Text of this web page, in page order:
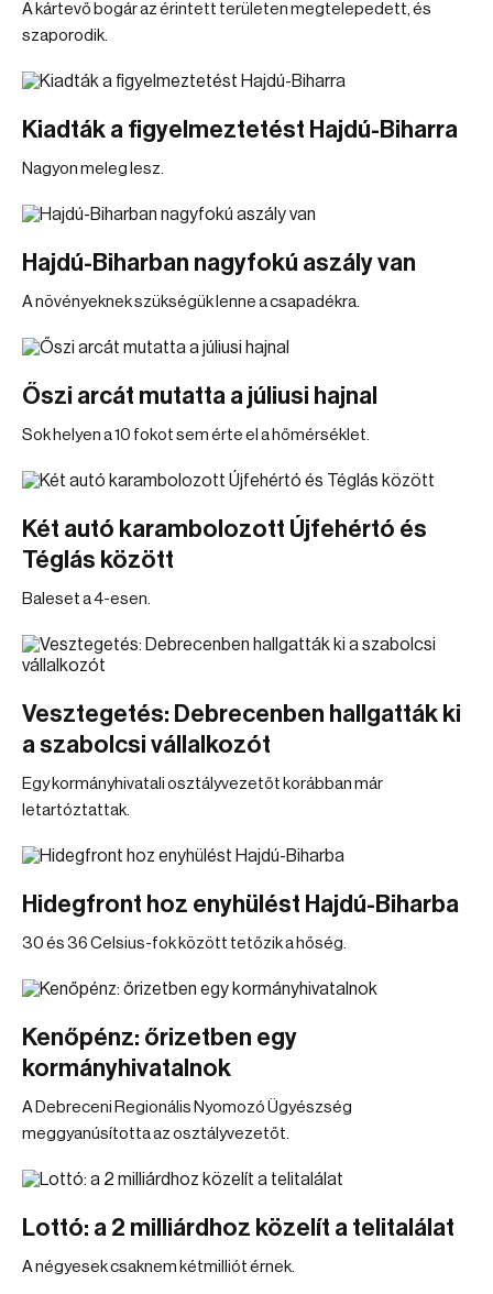
A kártevő bogár az érintett területen megtelepedett, és
szaporodik.
Kiadták a figyelmeztetést Hajdú-Biharra
Nagyon meleg lesz.
Hajdú-Biharban nagyfokú aszály van
A növényeknek szükségük lenne a csapadékra.
Őszi arcát mutatta a júliusi hajnal
Sok helyen a 10 fokot sem érte el a hőmérséklet.
Két autó karambolozott Újfehértó és
Téglás között
Baleset a 4-esen.
Vesztegetés: Debrecenben hallgatták ki
a szabolcsi vállalkozót
Egy kormányhivatali osztályvezetőt korábban már
letartóztattak.
Hidegfront hoz enyhülést Hajdú-Biharba
30 és 36 Celsius-fok között tetőzik a hőség.
Kenőpénz: őrizetben egy
kormányhivatalnok
A Debreceni Regionális Nyomozó Ügyészség
meggyanúsította az osztályvezetőt.
Lottó: a 2 milliárdhoz közelít a telitalálat
A négyesek csaknem kétmilliót érnek.